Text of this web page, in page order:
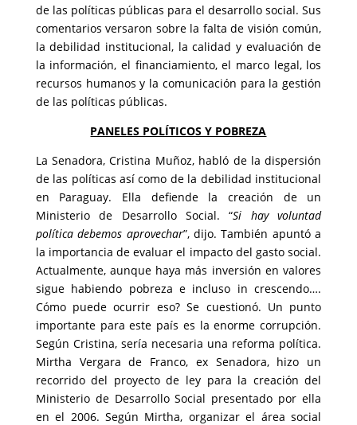
de las políticas públicas para el desarrollo social. Sus
comentarios versaron sobre la falta de visión común,
la debilidad institucional, la calidad y evaluación de
la información, el financiamiento, el marco legal, los
recursos humanos y la comunicación para la gestión
de las políticas públicas.
PANELES POLÍTICOS Y POBREZA
La Senadora, Cristina Muñoz, habló de la dispersión
de las políticas así como de la debilidad institucional
en Paraguay. Ella defiende la creación de un
Ministerio de Desarrollo Social. “Si hay voluntad
política debemos aprovechar”, dijo. También apuntó a
la importancia de evaluar el impacto del gasto social.
Actualmente, aunque haya más inversión en valores
sigue habiendo pobreza e incluso in crescendo….
Cómo puede ocurrir eso? Se cuestionó. Un punto
importante para este país es la enorme corrupción.
Según Cristina, sería necesaria una reforma política.
Mirtha Vergara de Franco, ex Senadora, hizo un
recorrido del proyecto de ley para la creación del
Ministerio de Desarrollo Social presentado por ella
en el 2006. Según Mirtha, organizar el área social